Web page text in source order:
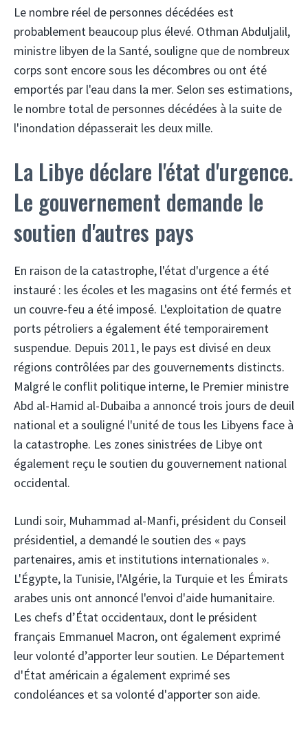
Le nombre réel de personnes décédées est
probablement beaucoup plus élevé. Othman Abduljalil,
ministre libyen de la Santé, souligne que de nombreux
corps sont encore sous les décombres ou ont été
emportés par l'eau dans la mer. Selon ses estimations,
le nombre total de personnes décédées à la suite de
l'inondation dépasserait les deux mille.
La Libye déclare l'état d'urgence.
Le gouvernement demande le
soutien d'autres pays
En raison de la catastrophe, l'état d'urgence a été
instauré : les écoles et les magasins ont été fermés et
un couvre-feu a été imposé. L'exploitation de quatre
ports pétroliers a également été temporairement
suspendue. Depuis 2011, le pays est divisé en deux
régions contrôlées par des gouvernements distincts.
Malgré le conflit politique interne, le Premier ministre
Abd al-Hamid al-Dubaiba a annoncé trois jours de deuil
national et a souligné l'unité de tous les Libyens face à
la catastrophe. Les zones sinistrées de Libye ont
également reçu le soutien du gouvernement national
occidental.
Lundi soir, Muhammad al-Manfi, président du Conseil
présidentiel, a demandé le soutien des « pays
partenaires, amis et institutions internationales ».
L'Égypte, la Tunisie, l'Algérie, la Turquie et les Émirats
arabes unis ont annoncé l'envoi d'aide humanitaire.
Les chefs d’État occidentaux, dont le président
français Emmanuel Macron, ont également exprimé
leur volonté d’apporter leur soutien. Le Département
d'État américain a également exprimé ses
condoléances et sa volonté d'apporter son aide.